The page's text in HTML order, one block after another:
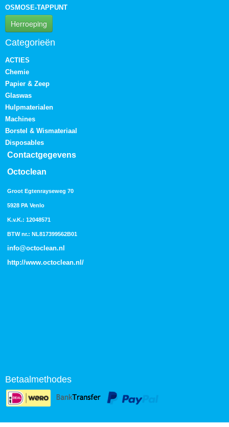
OSMOSE-TAPPUNT
Herroeping
Categorieën
ACTIES
Chemie
Papier & Zeep
Glaswas
Hulpmaterialen
Machines
Borstel & Wismateriaal
Disposables
Contactgegevens
Octoclean
Groot Egtenrayseweg 70
5928 PA Venlo
K.v.K.: 12048571
BTW nr.: NL817399562B01
info@octoclean.nl
http://www.octoclean.nl /
Betaalmethodes